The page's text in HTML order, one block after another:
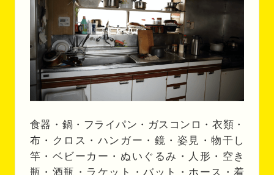
食器・鍋・フライパン・ガスコンロ・衣類・
布・クロス・ハンガー・鏡・姿見・物干し
竿・ベビーカー・ぬいぐるみ・人形・空き
瓶・酒瓶・ラケット・バット・ホース・着